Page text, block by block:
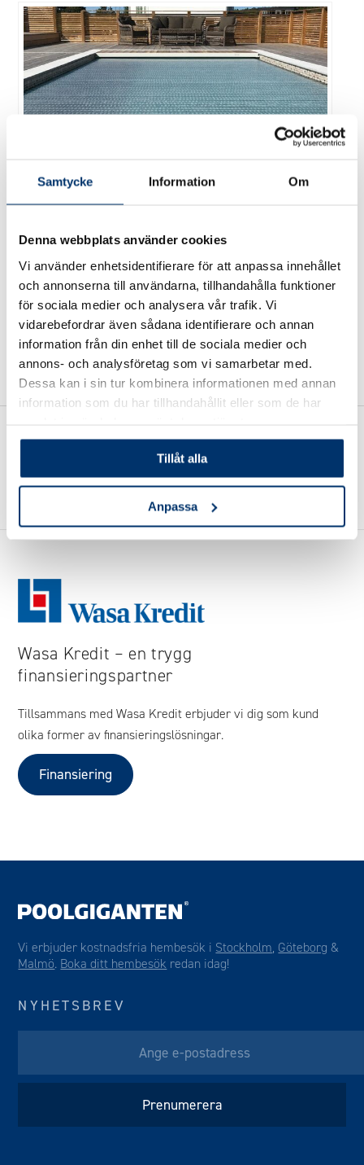
Samtycke Information Om
Denna webbplats använder cookies
Vi använder enhetsidentifierare för att anpassa innehållet
och annonserna till användarna, tillhandahålla funktioner
för sociala medier och analysera vår trafik. Vi
vidarebefordrar även sådana identifierare och annan
information från din enhet till de sociala medier och
annons- och analysföretag som vi samarbetar med.
Dessa kan i sin tur kombinera informationen med annan
information som du har tillhandahållit eller som de har
Tillåt alla
Anpassa
Ett diskret lamelltäcke rengör poolen automatiskt och är v’ldigt duskret i sitt
Tillbaka till Pooletten FAQ
Se alla artiklar
Wasa Kredit – en trygg
finansieringspartner
Tillsammans med Wasa Kredit erbjuder vi dig som kund
olika former av finansieringslösningar.
Finansiering
Vi erbjuder kostnadsfria hembesök i Stockholm, Göteborg &
Malmö. Boka ditt hembesök redan idag!
NYHETSBREV